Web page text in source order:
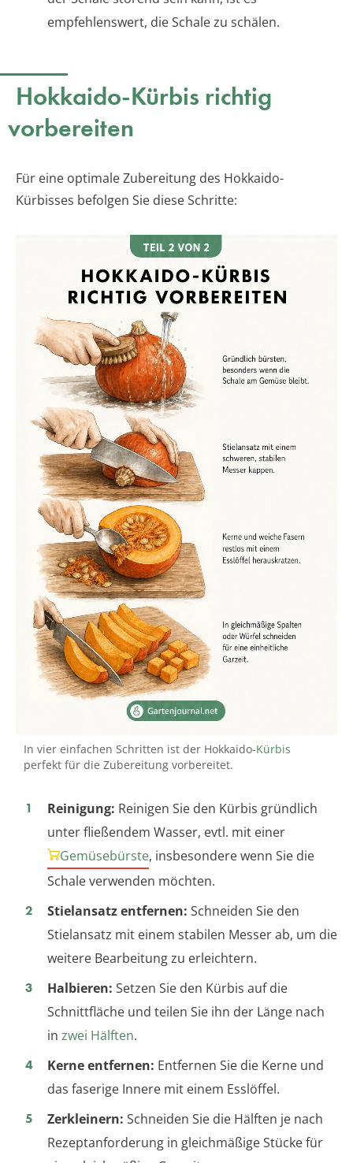
empfehlenswert, die Schale zu schälen.
Hokkaido-Kürbis richtig
vorbereiten
Für eine optimale Zubereitung des Hokkaido-
Kürbisses befolgen Sie diese Schritte:
In vier einfachen Schritten ist der Hokkaido-Kürbis
perfekt für die Zubereitung vorbereitet.
Reinigung: Reinigen Sie den Kürbis gründlich
unter fließendem Wasser, evtl. mit einer
Gemüsebürste, insbesondere wenn Sie die
Schale verwenden möchten.
Stielansatz entfernen: Schneiden Sie den
Stielansatz mit einem stabilen Messer ab, um die
weitere Bearbeitung zu erleichtern.
Halbieren: Setzen Sie den Kürbis auf die
Schnittfläche und teilen Sie ihn der Länge nach
in zwei Hälften.
Kerne entfernen: Entfernen Sie die Kerne und
das faserige Innere mit einem Esslöffel.
Zerkleinern: Schneiden Sie die Hälften je nach
Rezeptanforderung in gleichmäßige Stücke für